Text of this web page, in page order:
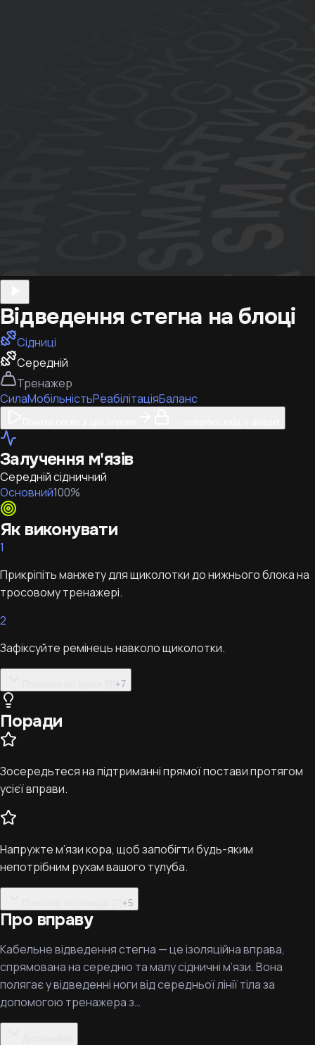
Відведення стегна на блоці
Сідниці
Середній
Тренажер
СилаМобільністьРеабілітаціяБаланс
Залучення м'язів
Середній сідничний
Основний100%
Як виконувати
1
Прикріпіть манжету для щиколотки до нижнього блока на
тросовому тренажері.
2
Зафіксуйте ремінець навколо щиколотки.
+7
Поради
Зосередьтеся на підтриманні прямої постави протягом
усієї вправи.
Напружте м’язи кора, щоб запобігти будь-яким
непотрібним рухам вашого тулуба.
+5
Про вправу
Кабельне відведення стегна — це ізоляційна вправа,
спрямована на середню та малу сідничні м’язи. Вона
полягає у відведенні ноги від середньої лінії тіла за
допомогою тренажера з…